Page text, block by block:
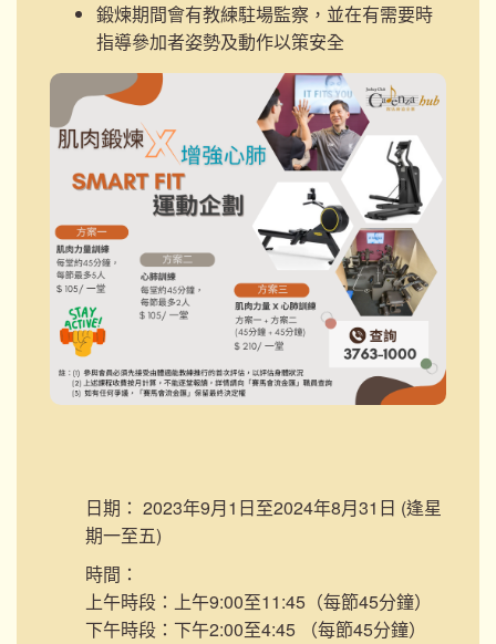
鍛煉期間會有教練駐場監察，並在有需要時
指導參加者姿勢及動作以策安全
日期： 2023年9月1日至2024年8月31日 (逢星
期一至五)
時間：
上午時段：上午9:00至11:45（每節45分鐘）
下午時段：下午2:00至4:45 （每節45分鐘）